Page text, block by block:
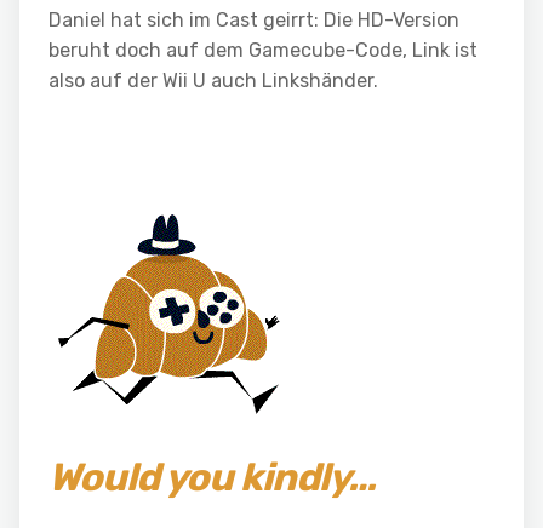
Daniel hat sich im Cast geirrt: Die HD-Version
beruht doch auf dem Gamecube-Code, Link ist
also auf der Wii U auch Linkshänder.
Would you kindly…